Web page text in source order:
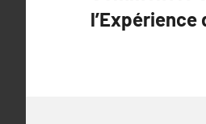
l’article